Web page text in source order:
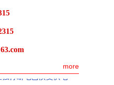
more
快递损坏物品拒赔
壳公司收款不发货联
讲《元气食养》养生
口腔医院植牙导致面